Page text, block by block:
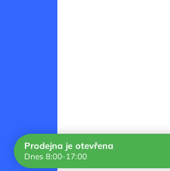
Prodejna je otevřena
Dnes 8:00-17:00Navštivte nás osobně